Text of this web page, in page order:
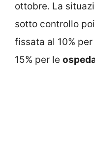
ottobre. La
sotto controllo
fissata al 10% per
15% per le